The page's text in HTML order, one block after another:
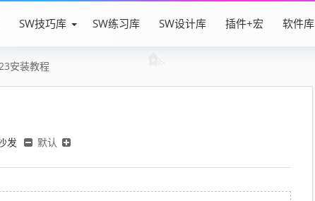
SW技巧库 SW练习库 SW设计库 插件+宏 软件库
安装教程
发 默认